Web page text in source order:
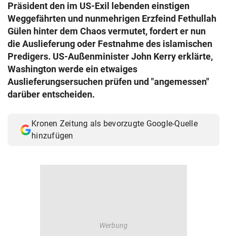
© Krone Multimedia GmbH & Co KG 2026
Muthgasse 2, 1190 Wien
Präsident den im US-Exil lebenden einstigen
Weggefährten und nunmehrigen Erzfeind Fethullah
Gülen hinter dem Chaos vermutet, fordert er nun
die Auslieferung oder Festnahme des islamischen
Predigers. US-Außenminister John Kerry erklärte,
Washington werde ein etwaiges
Auslieferungsersuchen prüfen und "angemessen"
darüber entscheiden.
Kronen Zeitung als bevorzugte Google-Quelle
hinzufügen